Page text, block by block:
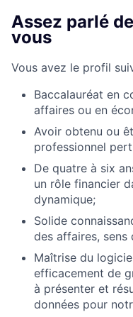
Assez parlé
vous
Vous avez le profil
Baccalauréat en
affaires ou en
Avoir obtenu ou
professionnel
De quatre à six
un rôle financier
dynamique;
Solide
des affaires, sens
Maîtrise du
efficacement de
à présenter et
données pour